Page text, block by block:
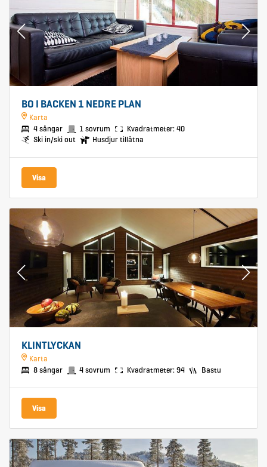
BO I BACKEN 1 NEDRE PLAN
Karta
4 sängar 1 sovrum
Kvadratmeter: 40
Ski in/ski out
Husdjur tillåtna
Visa
KLINTLYCKAN
Karta
8 sängar 4 sovrum Kvadratmeter: 94 Bastu
Visa